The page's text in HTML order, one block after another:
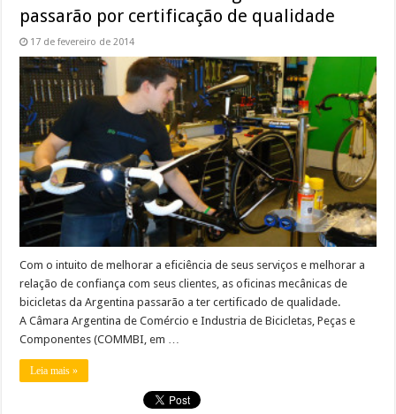
passarão por certificação de qualidade
17 de fevereiro de 2014
Com o intuito de melhorar a eficiência de seus serviços e melhorar a
relação de confiança com seus clientes, as oficinas mecânicas de
bicicletas da Argentina passarão a ter certificado de qualidade.
A Câmara Argentina de Comércio e Industria de Bicicletas, Peças e
Componentes (COMMBI, em …
Leia mais »